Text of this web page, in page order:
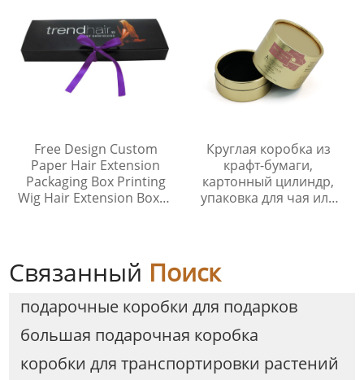
Free Design Custom
Paper Hair Extension
Packaging Box Printing
Wig Hair Extension Boxes
Круглая коробка из
крафт-бумаги,
картонный цилиндр,
упаковка для чая или
Связанный Поиск
подарочные коробки для подарков
большая подарочная коробка
коробки для транспортировки растений